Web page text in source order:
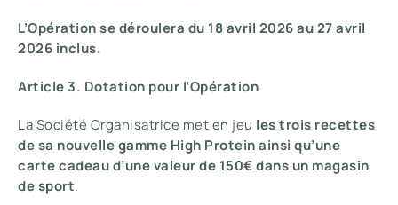
L’Opération se déroulera du 18 avril 2026 au 27 avril
2026 inclus.
Article 3. Dotation pour l’Opération
La Société Organisatrice met en jeu les trois recettes
de sa nouvelle gamme High Protein ainsi qu’une
carte cadeau d’une valeur de 150€ dans un magasin
de sport.